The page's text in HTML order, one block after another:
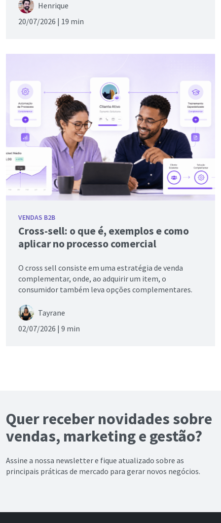
Henrique
20/07/2026 | 19 min
VENDAS B2B
Cross-sell: o que é, exemplos e como
aplicar no processo comercial
O cross sell consiste em uma estratégia de venda
complementar, onde, ao adquirir um item, o
consumidor também leva opções complementares.
Tayrane
02/07/2026 | 9 min
Quer receber novidades sobre
vendas, marketing e gestão?
Assine a nossa newsletter e fique atualizado sobre as
principais práticas de mercado para gerar novos negócios.